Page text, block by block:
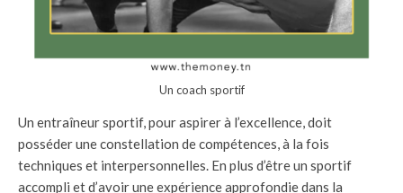
Un coach sportif
Un entraîneur sportif, pour aspirer à l’excellence, doit
posséder une constellation de compétences, à la fois
techniques et interpersonnelles. En plus d’être un sportif
accompli et d’avoir une expérience approfondie dans la